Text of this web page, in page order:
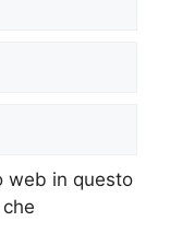
web in questo